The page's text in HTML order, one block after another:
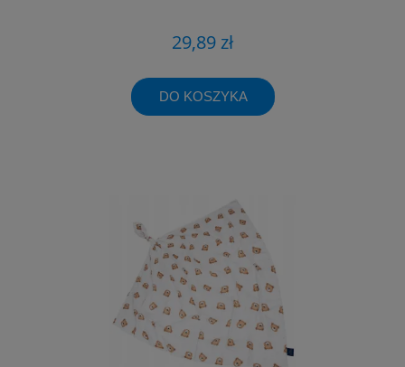
29,89 zł
DO KOSZYKA